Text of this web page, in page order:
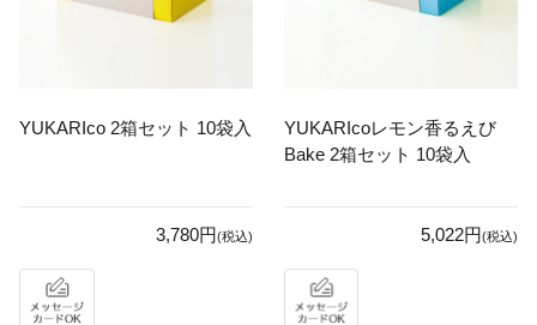
YUKARIco 2箱セット 10袋入
3,780円(税込)
YUKARIcoレモン香るえび
Bake 2箱セット 10袋入
5,022円(税込)